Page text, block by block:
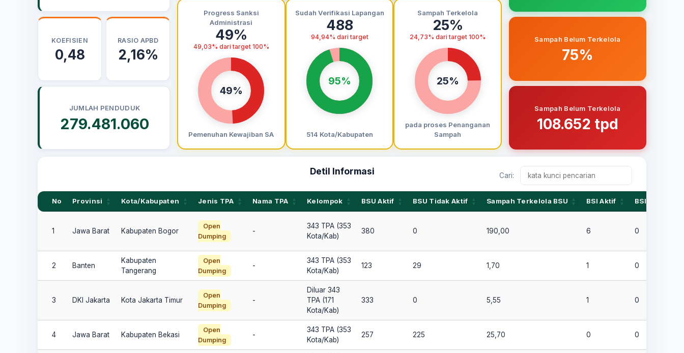
KOEFISIEN
0,48
RASIO APBD
2,16%
JUMLAH PENDUDUK
279.481.060
Progress Sanksi
Administrasi
49%
49,03% dari target 100%
49%
Pemenuhan Kewajiban SA
Sudah Verifikasi Lapangan
488
94,94% dari target
95%
514 Kota/Kabupaten
Sampah Terkelola
25%
24,73% dari target 100%
25%
pada proses Penanganan
Sampah
Sampah Belum Terkelola
75%
Sampah Belum Terkelola
108.652 tpd
Detil Informasi Cari:
No Provinsi Kota/Kabupaten Jenis TPA Nama TPA Kelompok BSU Aktif BSU Tidak Aktif Sampah Terkelola BSU BSI Aktif
BSI Tidak
1
Jawa Barat Kabupaten Bogor
Open
Dumping
-
343 TPA (353
Kota/Kab)
380 0 190,00 6 0
2 Banten
Kabupaten
Tangerang
Open
Dumping
-
343 TPA (353
Kota/Kab)
123 29 1,70 1 0
3 DKI Jakarta Kota Jakarta Timur
Open
Dumping
-
Diluar 343
TPA (171
Kota/Kab)
333 0 5,55 1 0
4 Jawa Barat Kabupaten Bekasi
Open
Dumping
-
343 TPA (353
Kota/Kab)
257 225 25,70 0 0